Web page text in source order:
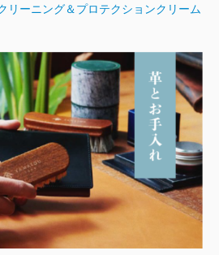
リーニング＆プロテクションクリーム